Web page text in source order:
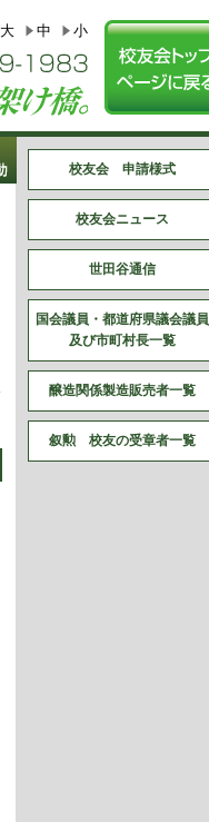
大 中 小
校友会 申請様式
校友会ニュース
世田谷通信
国会議員・都道府県議会議員
及び市町村長一覧
醸造関係製造販売者一覧
叙勲 校友の受章者一覧